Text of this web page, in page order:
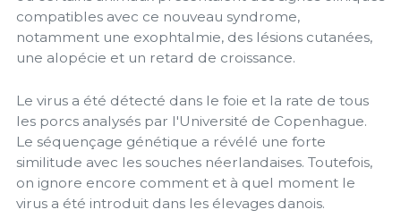
compatibles avec ce nouveau syndrome,
notamment une exophtalmie, des lésions cutanées,
une alopécie et un retard de croissance.
Le virus a été détecté dans le foie et la rate de tous
les porcs analysés par l'Université de Copenhague.
Le séquençage génétique a révélé une forte
similitude avec les souches néerlandaises. Toutefois,
on ignore encore comment et à quel moment le
virus a été introduit dans les élevages danois.